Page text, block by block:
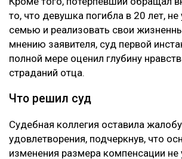
то, что девушка погибла в 20 лет, не
семью и реализовать свои
мнению заявителя, суд первой
полной мере оценил глубину
страданий отца.
Что решил суд
Судебная коллегия оставила
удовлетворения, подчеркнув, что
изменения размера компенсации не